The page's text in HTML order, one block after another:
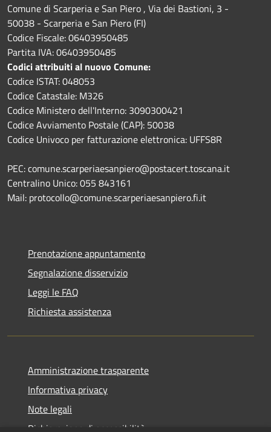
Comune di Scarperia e San Piero , Via dei Bastioni, 3 -
50038 - Scarperia e San Piero (FI)
Codice Fiscale: 06403950485
Partita IVA: 06403950485
Codici attribuiti al nuovo Comune:
Codice ISTAT: 048053
Codice Catastale: M326
Codice Ministero dell'Interno: 3090300421
Codice Avviamento Postale (CAP): 50038
Codice Univoco per fatturazione elettronica: UFFS8R
PEC: comune.scarperiaesanpiero@postacert.toscana.it
Centralino Unico: 055 843161
Mail: protocollo@comune.scarperiaesanpiero.fi.it
Prenotazione appuntamento
Segnalazione disservizio
Leggi le FAQ
Richiesta assistenza
Amministrazione trasparente
Informativa privacy
Note legali
Dichiarazione di accessibilità